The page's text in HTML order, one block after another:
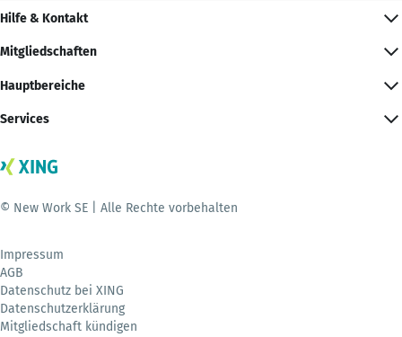
Hilfe & Kontakt
Mitgliedschaften
Hauptbereiche
Services
© New Work SE | Alle Rechte vorbehalten
Impressum
AGB
Datenschutz bei XING
Datenschutzerklärung
Mitgliedschaft kündigen